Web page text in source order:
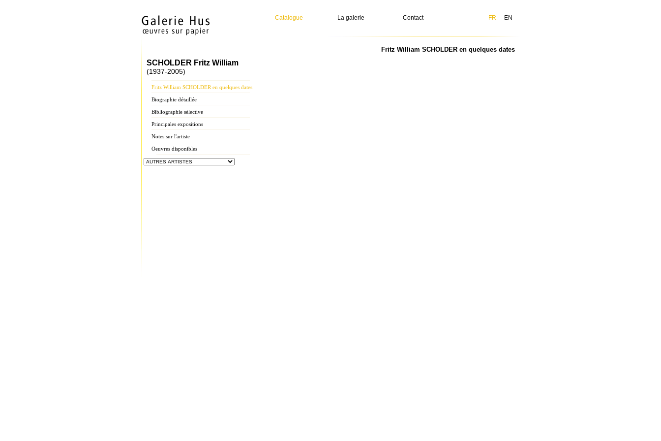
Catalogue La galerie Contact FR EN
SCHOLDER Fritz William
(1937-2005)
Fritz William SCHOLDER en quelques dates
Biographie détaillée
Bibliographie sélective
Principales expositions
Notes sur l'artiste
Oeuvres disponibles
Fritz William SCHOLDER en quelques dates